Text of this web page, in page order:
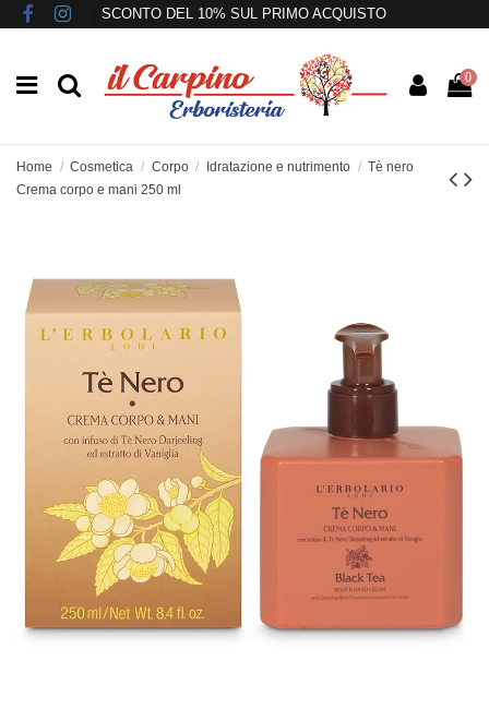
SCONTO DEL 10% SUL PRIMO ACQUISTO
0
Home Cosmetica Corpo Idratazione e nutrimento
Tè nero
Crema corpo e mani 250 ml